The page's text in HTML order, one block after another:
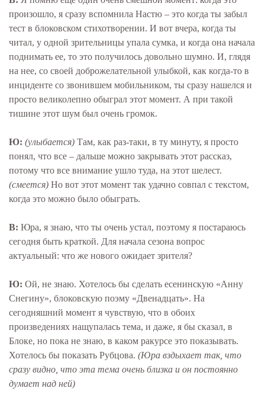
произошло, я сразу вспомнила Настю – это когда ты забыл
тест в блоковском стихотворении. И вот вчера, когда ты
читал, у одной зрительницы упала сумка, и когда она начала
поднимать ее, то это получилось довольно шумно. И, глядя
на нее, со своей доброжелательной улыбкой, как когда-то в
инциденте со звонившем мобильником, ты сразу нашелся и
просто великолепно обыграл этот момент. А при такой
тишине этот шум был очень громок.
Ю: (улыбается) Там, как раз-таки, в ту минуту, я просто
понял, что все – дальше можно закрывать этот рассказ,
потому что все внимание ушло туда, на этот шелест.
(смеется) Но вот этот момент так удачно совпал с текстом,
когда это можно было обыграть.
В: Юра, я знаю, что ты очень устал, поэтому я постараюсь
сегодня быть краткой. Для начала сезона вопрос
актуальный: что же нового ожидает зрителя?
Ю: Ой, не знаю. Хотелось бы сделать есенинскую «Анну
Снегину», блоковскую поэму «Двенадцать». На
сегодняшний момент я чувствую, что в обоих
произведениях нащупалась тема, и даже, я бы сказал, в
Блоке, но пока не знаю, в каком ракурсе это показывать.
Хотелось бы показать Рубцова. (Юра вздыхает так, что
сразу видно, что эта тема очень близка и он постоянно
думает над ней)